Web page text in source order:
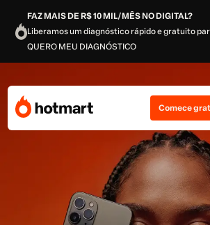
FAZ MAIS DE R$ 10 MIL/MÊS NO DIGITAL?
Liberamos um diagnóstico rápido e gratuito
QUERO MEU DIAGNÓSTICO
Comece